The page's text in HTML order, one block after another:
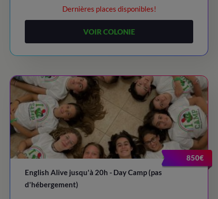
Dernières places disponibles!
VOIR COLONIE
850€
English Alive jusqu'à 20h - Day Camp (pas
d'hébergement)